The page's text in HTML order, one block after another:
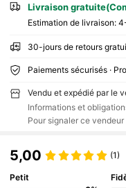
Livraison
Estimation de livraison:
30-jours de retours
Paiements sécurisés ·
Vendu et expédié par le
Informations et
Pour signaler ce
5,00 (1)
Petit